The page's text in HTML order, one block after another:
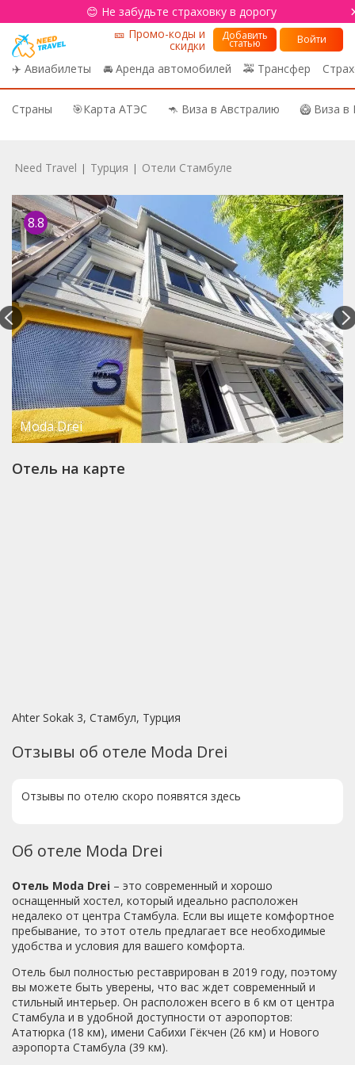
😊 Не забудьте страховку в дорогу
✈️ Авиабилеты 🚘 Аренда автомобилей 🚕 Трансфер
🎫 Промо-коды и
скидки
Добавить
статью Войти
Страны 🎯Карта АТЭС 🦘 Виза в Австралию 🥝 Виза
Need Travel | Турция | Отели Стамбуле
8.8
Moda Drei
Отель на карте
Ahter Sokak 3, Стамбул, Турция
Отзывы об отеле Moda Drei
Отзывы по отелю скоро появятся здесь
Об отеле Moda Drei
Отель Moda Drei – это современный и хорошо
оснащенный хостел, который идеально расположен
недалеко от центра Стамбула. Если вы ищете комфортное
пребывание, то этот отель предлагает все необходимые
удобства и условия для вашего комфорта.
Отель был полностью реставрирован в 2019 году, поэтому
вы можете быть уверены, что вас ждет современный и
стильный интерьер. Он расположен всего в 6 км от центра
Стамбула и в удобной доступности от аэропортов:
Ататюрка (18 км), имени Сабихи Гёкчен (26 км) и Нового
аэропорта Стамбула (39 км).